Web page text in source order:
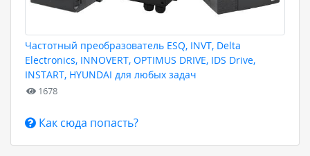
Частотный преобразователь ESQ, INVT, Delta
Electronics, INNOVERT, OPTIMUS DRIVE, IDS Drive,
INSTART, HYUNDAI для любых задач
1678
Как сюда попасть?